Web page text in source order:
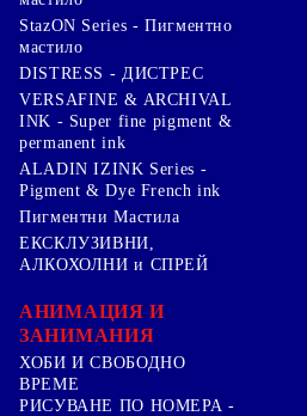
StazON Series - Пигментно
мастило
DISTRESS - ДИСТРЕС
VERSAFINE & ARCHIVAL
INK - Super fine pigment &
permanent ink
ALADIN IZINK Series -
Pigment & Dye French ink
Пигментни Мастила
ЕКСКЛУЗИВНИ,
АЛКОХОЛНИ и СПРЕЙ
АНИМАЦИЯ И
ЗАНИМАНИЯ
ХОБИ И СВОБОДНО
ВРЕМЕ
РИСУВАНЕ ПО НОМЕРА -